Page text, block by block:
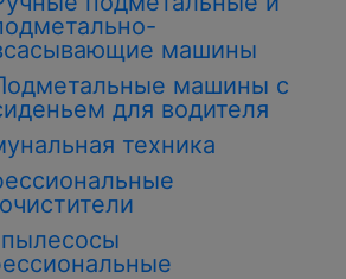
машины
машины с
для водителя
техника